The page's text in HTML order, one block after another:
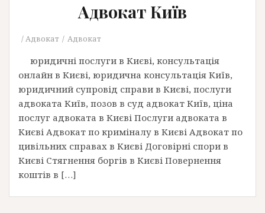
Адвокат Київ
Адвокат Адвокат
юридичні послуги в Києві, консультація
онлайн в Києві, юридична консультація Київ,
юридичний супровід справи в Києві, послуги
адвоката Київ, позов в суд адвокат Київ, ціна
послуг адвоката в Києві Послуги адвоката в
Києві Адвокат по криміналу в Києві Адвокат по
цивільних справах в Києві Договірні спори в
Києві Стягнення боргів в Києві Повернення
коштів в […]